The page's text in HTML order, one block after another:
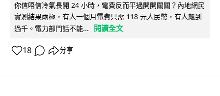
你信唔信冷氣長開 24 小時，電費反而平過開開關關？內地網民
實測結果兩極，有人一個月電費只需 118 元人民幣，有人飆到
過千。電力部門話不能...
閱讀全文
18 分享